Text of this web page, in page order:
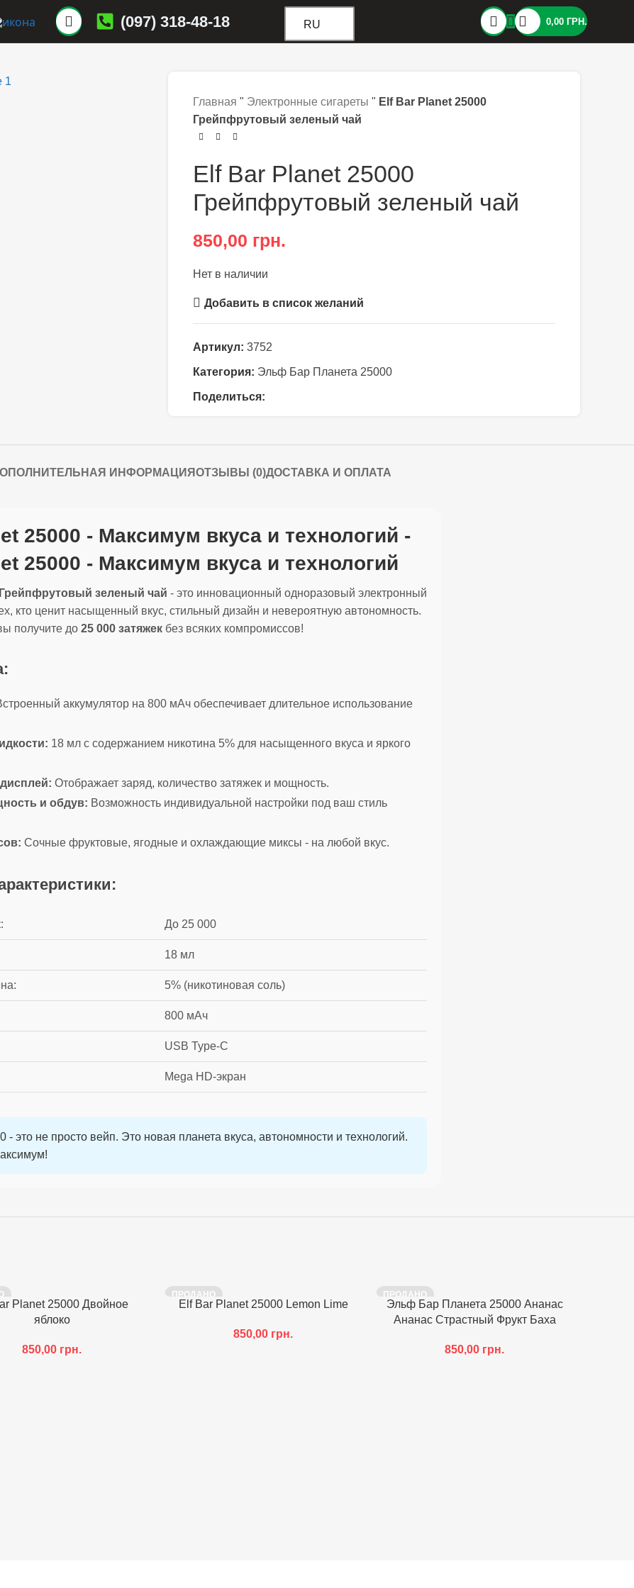
(097) 318-48-18 RU 0,00 ГРН.
Главная " Электронные сигареты " Elf Bar Planet 25000
Грейпфрутовый зеленый чай
Elf Bar Planet 25000
Грейпфрутовый зеленый чай
850,00 грн.
Нет в наличии
Добавить в список желаний
Артикул: 3752
Категория: Эльф Бар Планета 25000
Поделиться:
ИНФОРМАЦИЯ ОТЗЫВЫ (0)ДОСТАВКА И ОПЛАТА
25000 - Максимум вкуса и технологий -
25000 - Максимум вкуса и технологий
Грейпфрутовый зеленый чай - это инновационный одноразовый электронный
кто ценит насыщенный вкус, стильный дизайн и невероятную автономность.
получите до 25 000 затяжек без всяких компромиссов!
аккумулятор на 800 мАч обеспечивает длительное использование
18 мл с содержанием никотина 5% для насыщенного вкуса и яркого
Отображает заряд, количество затяжек и мощность.
и обдув: Возможность индивидуальной настройки под ваш стиль
Сочные фруктовые, ягодные и охлаждающие миксы - на любой вкус.
До 25 000
18 мл
5% (никотиновая соль)
800 мАч
USB Type-C
Mega HD-экран
- это не просто вейп. Это новая планета вкуса, автономности и технологий.
Planet 25000 Двойное
яблоко
850,00 грн.
ПРОДАНО
Elf Bar Planet 25000 Lemon Lime
850,00 грн.
ПРОДАНО
Эльф Бар Планета 25000 Ананас
Ананас Страстный Фрукт Баха
850,00 грн.